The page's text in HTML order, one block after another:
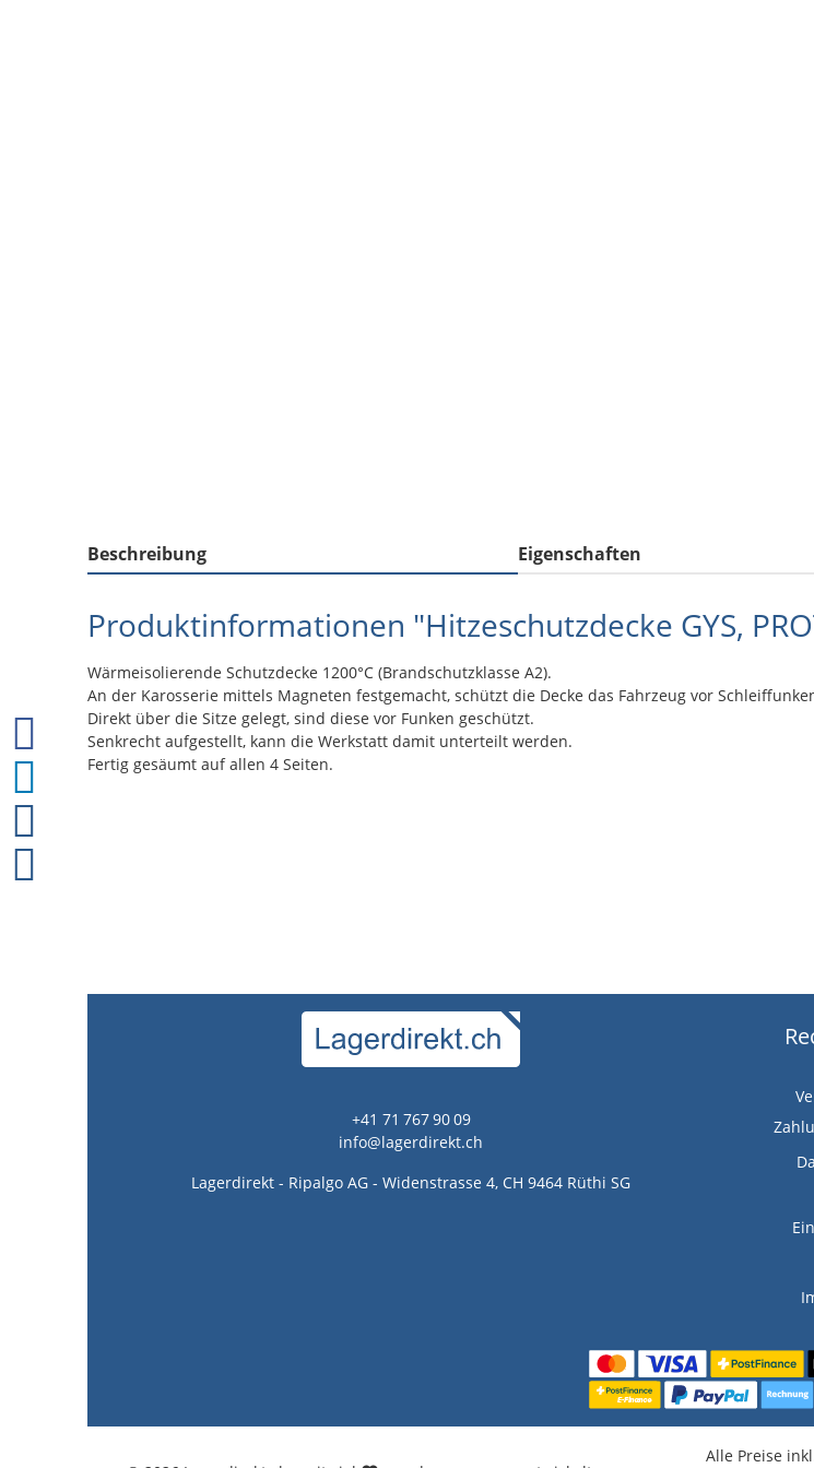
Beschreibung Eigenschaften
Produktinformationen "Hitzeschutzdecke GYS,
Wärmeisolierende Schutzdecke 1200°C (Brandschutzklasse A2).
An der Karosserie mittels Magneten festgemacht, schützt die Decke das Fahrzeug vor
Direkt über die Sitze gelegt, sind diese vor Funken geschützt.
Senkrecht aufgestellt, kann die Werkstatt damit unterteilt werden.
Fertig gesäumt auf allen 4 Seiten.
+41 71 767 90 09
info@lagerdirekt.ch
Lagerdirekt - Ripalgo AG - Widenstrasse 4, CH 9464 Rüthi SG
Alle Preise